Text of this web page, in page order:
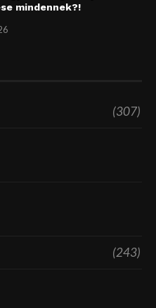
mindennek?!
(307)
(243)